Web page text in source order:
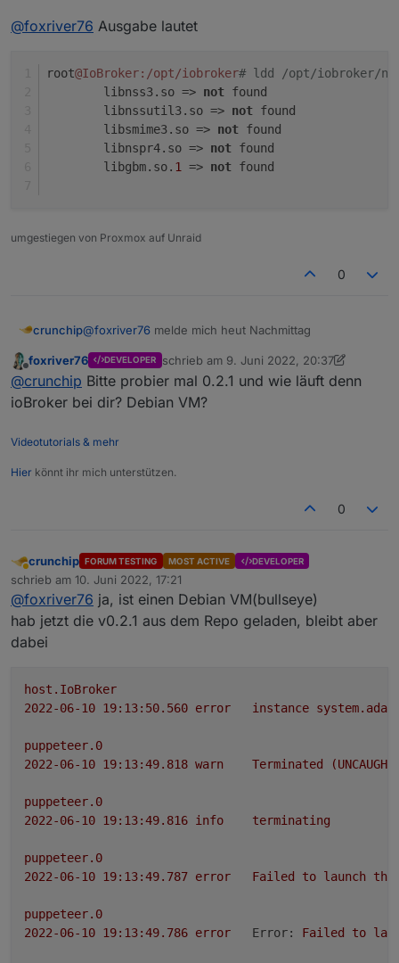
@foxriver76 Ausgabe lautet
root@IoBroker:/opt/iobroker# ldd /opt/iobroker/
        libnss3.so =>
not found
        libnssutil3.so =>
not found
        libsmime3.so =>
not found
        libnspr4.so =>
not found
        libgbm.so.
1 => not found
umgestiegen von Proxmox auf Unraid
0
crunchip@foxriver76 melde mich heut Nachmittag
@foxriver76Ausgabe lautet
root@IoBroker:/opt/iobroker# ldd /opt/
        libsmime3.so => not found
        libnspr4.so => not found
Offline
foxriver76 DEVELOPER schrieb am 9. Juni 2022, 20:37
zuletzt editiert von foxriver766. Sept.
@crunchip Bitte probier mal 0.2.1 und wie läuft denn
ioBroker bei dir? Debian VM?
Videotutorials & mehr
Hier könnt ihr mich unterstützen.
0
Abwesend
crunchip FORUM TESTING MOST ACTIVE DEVELOPER
schrieb am 10. Juni 2022, 17:21
zuletzt editiert von
@foxriver76 ja, ist einen Debian VM(bullseye)
hab jetzt die v0.2.1 aus dem Repo geladen, bleibt aber
dabei
host.IoBroker
error instance
puppeteer.0
warn Terminated
puppeteer.0
info terminating
puppeteer.0
error Failed to launch the
puppeteer.0
error Error: Failed to